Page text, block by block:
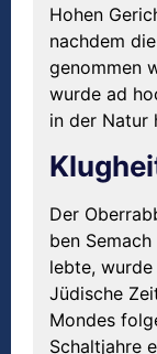
Hohen
nachdem
genommen
wurde ad
in der Natur
Der
ben
lebte,
Jüdische
Mondes
Schaltjahre